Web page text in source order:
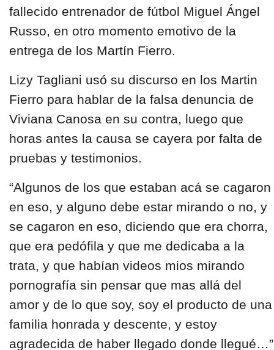
fallecido entrenador de fútbol Miguel Ángel
Russo, en otro momento emotivo de la
entrega de los Martín Fierro.
Lizy Tagliani usó su discurso en los Martin
Fierro para hablar de la falsa denuncia de
Viviana Canosa en su contra, luego que
horas antes la causa se cayera por falta de
pruebas y testimonios.
“Algunos de los que estaban acá se cagaron
en eso, y alguno debe estar mirando o no, y
se cagaron en eso, diciendo que era chorra,
que era pedófila y que me dedicaba a la
trata, y que habían videos mios mirando
pornografía sin pensar que mas allá del
amor y de lo que soy, soy el producto de una
familia honrada y descente, y estoy
agradecida de haber llegado donde llegué…”